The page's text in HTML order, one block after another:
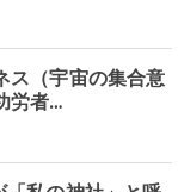
ス（宇宙の集合意
労者…